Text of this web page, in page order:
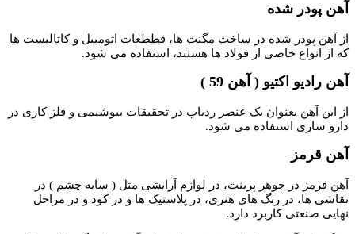
آهن پودر شده
از آهن پودر شده در ساخت مگنت ها، قططعات اتومبیل و کاتالیست ها
که از انواع خاصی از فولاد ها هستند، استفاده می شود.
آهن رادیو اکتیو ( آهن 59 )
از این آهن بعنوان یک عنصر ردیاب در تحقیقات بیوشیمی و فلز کاری در
دارو سازی استفاده می شود.
آهن قرمز
آهن قرمز در جوهر پرینت، در لوازم آرایشی مثل ( سایه چشم ) در
نقاشی ها، در رنگ های هنری، در پلاستیک ها و در کود و در مراحل
نهایی صنعتی کاربرد دارد.